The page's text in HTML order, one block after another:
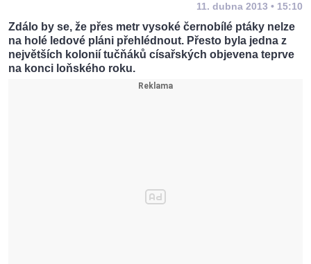
11. dubna 2013 • 15:10
Zdálo by se, že přes metr vysoké černobílé ptáky nelze
na holé ledové pláni přehlédnout. Přesto byla jedna z
největších kolonií tučňáků císařských objevena teprve
na konci loňského roku.